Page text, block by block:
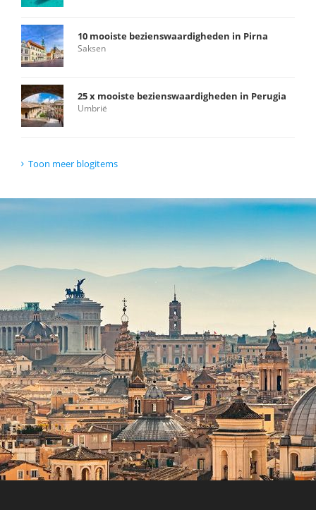
10 mooiste bezienswaardigheden in Pirna
Saksen
25 x mooiste bezienswaardigheden in Perugia
Umbrië
Toon meer blogitems